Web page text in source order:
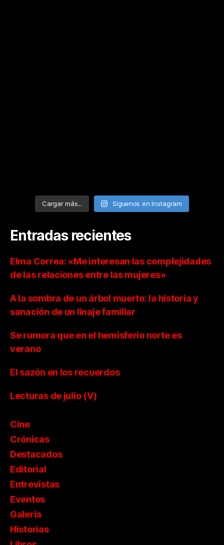
Cargar más... Síguenos en Instagram
Entradas recientes
Elma Correa: «Me interesan las complejidades
de las relaciones entre las mujeres»
A la sombra de un árbol muerto: la historia y
sanación de un linaje familiar
Se rumora que en el hemisferio norte es
verano
El sazón en los recuerdos
Lecturas de julio (V)
Cine
Crónicas
Destacados
Editorial
Entrevistas
Eventos
Galería
Historias